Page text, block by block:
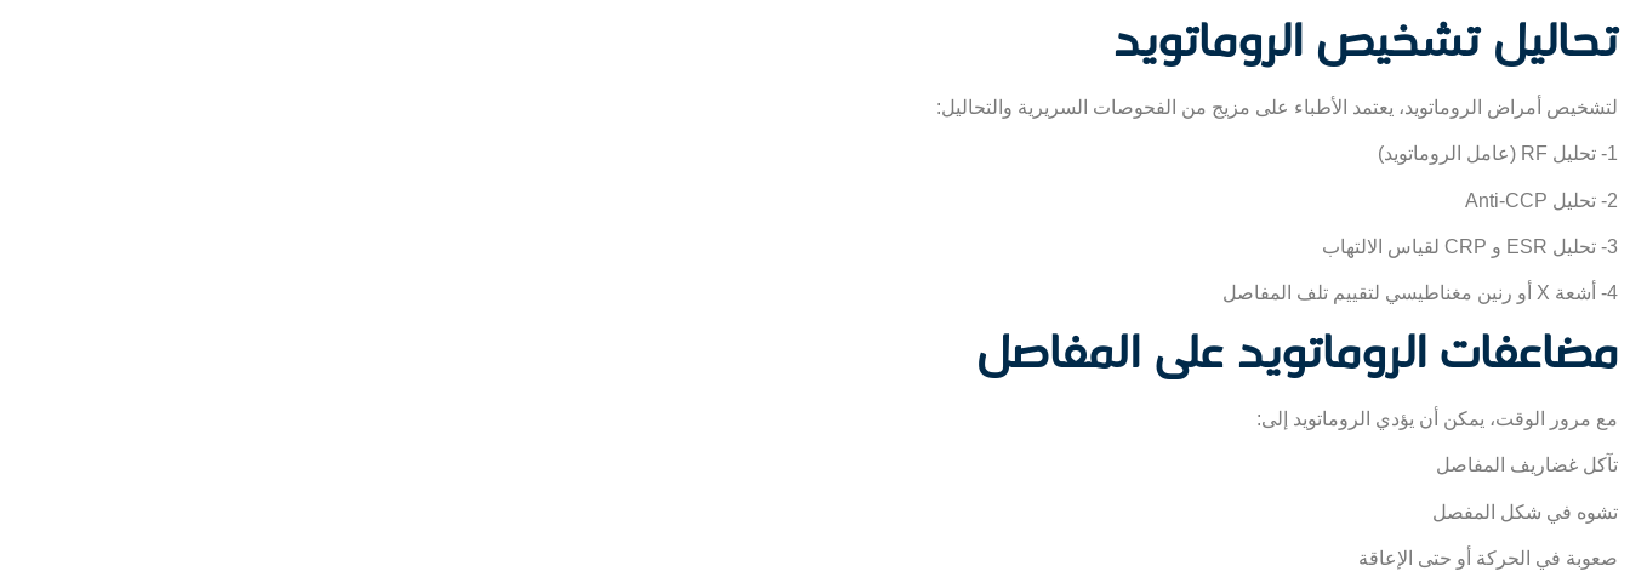
تحاليل تشخيص الروماتويد
لتشخيص أمراض الروماتويد، يعتمد الأطباء على مزيج من الفحوصات السريرية والتحاليل:
1- تحليل RF (عامل الروماتويد)
2- تحليل Anti-CCP
3- تحليل ESR و CRP لقياس الالتهاب
4- أشعة X أو رنين مغناطيسي لتقييم تلف المفاصل
مضاعفات الروماتويد على المفاصل
مع مرور الوقت، يمكن أن يؤدي الروماتويد إلى:
تآكل غضاريف المفاصل
تشوه في شكل المفصل
صعوبة في الحركة أو حتى الإعاقة